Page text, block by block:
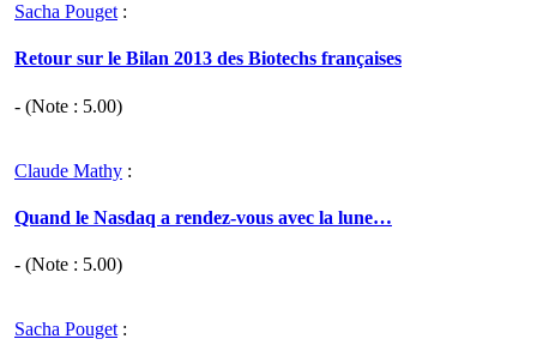
Sacha Pouget :
Retour sur le Bilan 2013 des Biotechs françaises
- (Note : 5.00)
Claude Mathy :
Quand le Nasdaq a rendez-vous avec la lune…
- (Note : 5.00)
Sacha Pouget :